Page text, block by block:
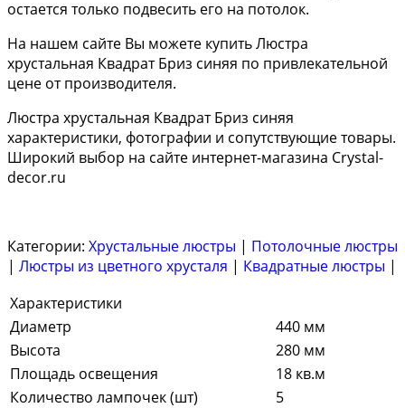
остается только подвесить его на потолок.
На нашем сайте Вы можете купить Люстра
хрустальная Квадрат Бриз синяя по привлекательной
цене от производителя.
Люстра хрустальная Квадрат Бриз синяя
характеристики, фотографии и сопутствующие товары.
Широкий выбор на сайте интернет-магазина Crystal-
decor.ru
Категории: Хрустальные люстры | Потолочные люстры
| Люстры из цветного хрусталя | Квадратные люстры |
Характеристики
Диаметр
440 мм
Высота
280 мм
Площадь освещения
18 кв.м
Количество лампочек (шт)
5